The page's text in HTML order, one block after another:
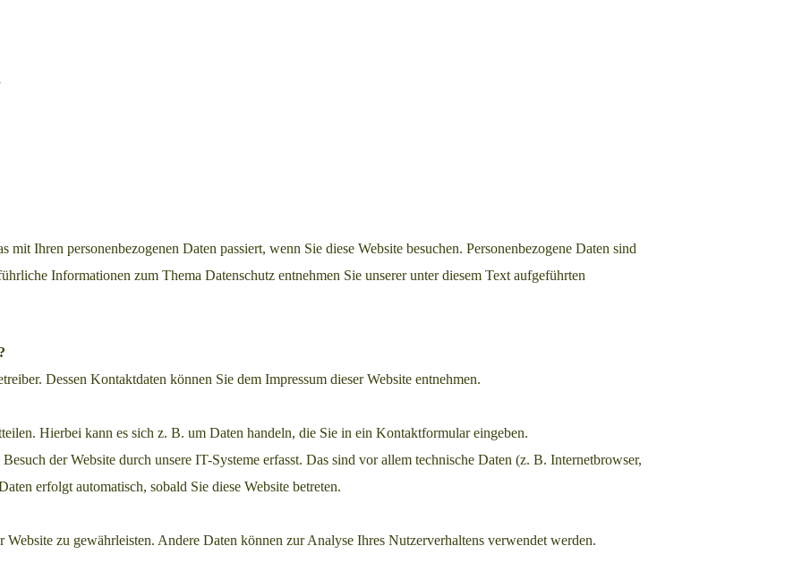
Ihren personenbezogenen Daten passiert, wenn Sie diese Website besuchen. Personenbezogene Daten sind
Informationen zum Thema Datenschutz entnehmen Sie unserer unter diesem Text aufgeführten
Dessen Kontaktdaten können Sie dem Impressum dieser Website entnehmen.
Hierbei kann es sich z. B. um Daten handeln, die Sie in ein Kontaktformular eingeben.
der Website durch unsere IT-Systeme erfasst. Das sind vor allem technische Daten (z. B. Internetbrowser,
erfolgt automatisch, sobald Sie diese Website betreten.
zu gewährleisten. Andere Daten können zur Analyse Ihres Nutzerverhaltens verwendet werden.